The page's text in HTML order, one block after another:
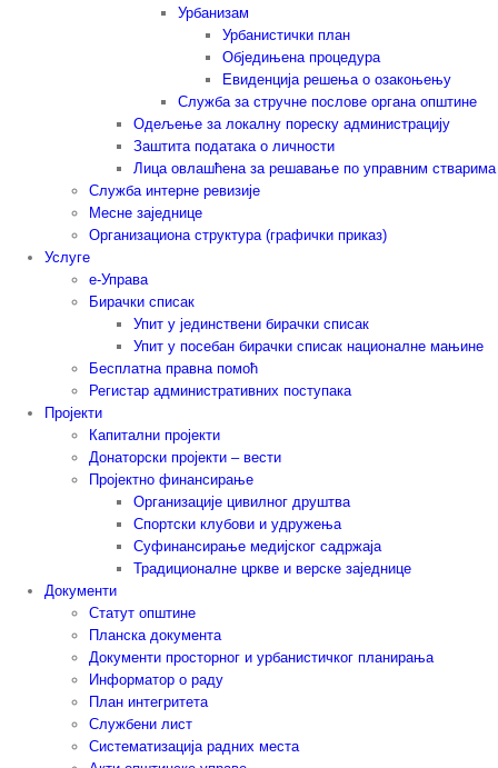
Урбанизам
Урбанистички план
Обједињена процедура
Евиденција решења о озакоњењу
Служба за стручне послове органа општине
Одељење за локалну пореску администрацију
Заштита података о личности
Лица овлашћена за решавање по управним стварима
Служба интерне ревизије
Месне заједнице
Организациона структура (графички приказ)
Услуге
е-Управа
Бирачки списак
Упит у јединствени бирачки списак
Упит у посебан бирачки списак националне мањине
Бесплатна правна помоћ
Регистар административних поступака
Пројекти
Капитални пројекти
Донаторски пројекти – вести
Пројектно финансирање
Организације цивилног друштва
Спортски клубови и удружења
Суфинансирање медијског садржаја
Традиционалне цркве и верске заједнице
Документи
Статут општине
Планска документа
Документи просторног и урбанистичког планирања
Информатор о раду
План интегритета
Службени лист
Систематизација радних места